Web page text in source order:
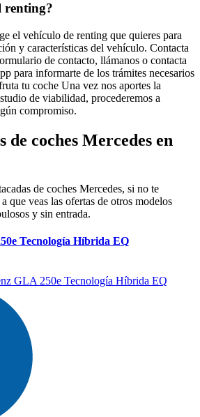
renting?
el vehículo de renting que quieres para
y características del vehículo. Contacta
de contacto, llámanos o contacta
para informarte de los trámites necesarios
tu coche Una vez nos aportes la
de viabilidad, procederemos a
compromiso.
de coches Mercedes en
de coches Mercedes, si no te
que veas las ofertas de otros modelos
y sin entrada.
Tecnología Híbrida EQ